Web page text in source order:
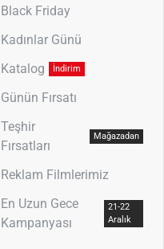
Black Friday
Kadınlar Günü
Katalog
İndirim
Günün Fırsatı
Teşhir
Fırsatları
Mağazadan
Reklam Filmlerimiz
En Uzun Gece
Kampanyası
21-22
Aralık